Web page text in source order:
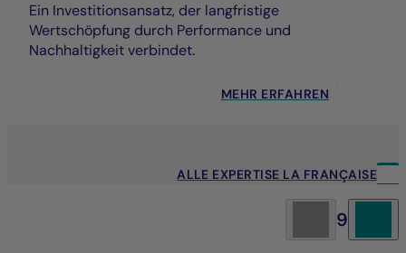
Ein Investitionsansatz, der langfristige
Wertschöpfung durch Performance und
Nachhaltigkeit verbindet.
MEHR ERFAHREN
ALLE EXPERTISE LA FRANÇAISE
9